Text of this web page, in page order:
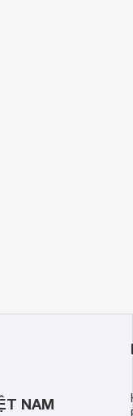
NAM